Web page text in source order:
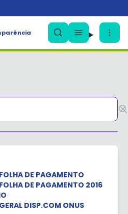
DE PAGAMENTO
DE PAGAMENTO 2016
DISP.COM ONUS